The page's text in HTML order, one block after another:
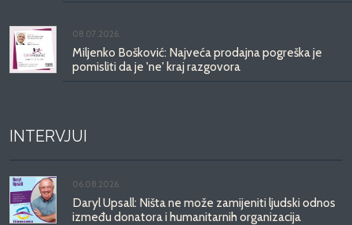
08.07.2026.
Miljenko Bošković: Najveća prodajna pogreška je
pomisliti da je 'ne' kraj razgovora
INTERVJUI
06.08.2026.
Daryl Upsall: Ništa ne može zamijeniti ljudski odnos
između donatora i humanitarnih organizacija